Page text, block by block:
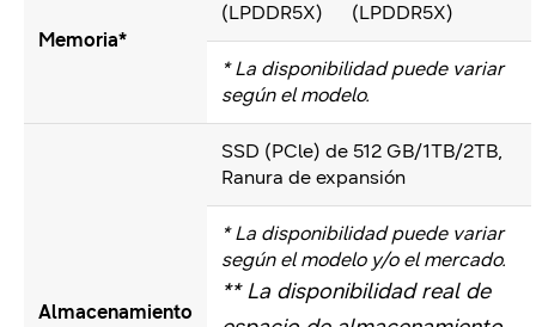
Memoria*
(LPDDR5X)
(LPDDR5X)
* La disponibilidad puede variar
según el modelo.
Almacenamiento
SSD (PCle) de 512 GB/1TB/2TB,
Ranura de expansión
* La disponibilidad puede variar
según el modelo y/o el mercado.
** La disponibilidad real de